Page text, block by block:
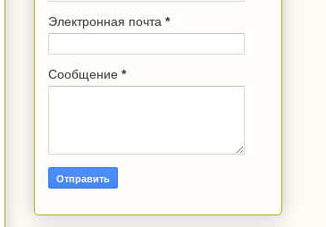
Электронная почта *
Сообщение *